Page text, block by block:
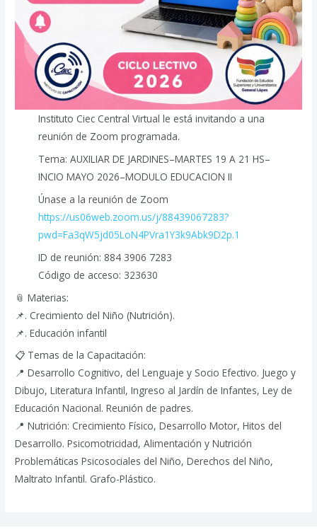
Instituto Ciec Central Virtual le está invitando a una
reunión de Zoom programada.
Tema: AUXILIAR DE JARDINES–MARTES 19 A 21 HS–
INCIO MAYO 2026–MODULO EDUCACION II
Únase a la reunión de Zoom
https://us06web.zoom.us/j/88439067283?
pwd=Fa3qW5jd05LoN4PVra1Y3k9Abk9D2p.1
ID de reunión: 884 3906 7283
Código de acceso: 323630
📎 Materias:
📌. Crecimiento del Niño (Nutrición).
📌. Educación infantil
📋 Temas de la Capacitación:
📍 Desarrollo Cognitivo, del Lenguaje y Socio Efectivo. Juego y
Dibujo, Literatura Infantil, Ingreso al Jardín de Infantes, Ley de
Educación Nacional. Reunión de padres.
📍 Nutrición: Crecimiento Físico, Desarrollo Motor, Hitos del
Desarrollo. Psicomotricidad, Alimentación y Nutrición
Problemáticas Psicosociales del Niño, Derechos del Niño,
Maltrato Infantil. Grafo-Plástico.